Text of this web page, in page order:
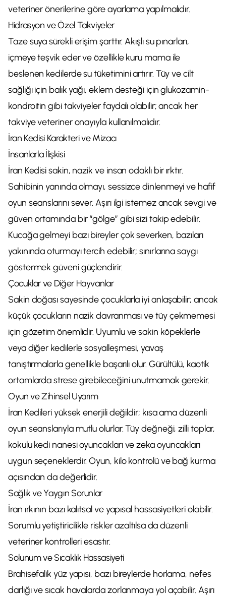
veteriner önerilerine göre ayarlama yapılmalıdır.
Hidrasyon ve Özel Takviyeler
Taze suya sürekli erişim şarttır. Akışlı su pınarları,
içmeye teşvik eder ve özellikle kuru mama ile
beslenen kedilerde su tüketimini artırır. Tüy ve cilt
sağlığı için balık yağı, eklem desteği için glukozamin-
kondroitin gibi takviyeler faydalı olabilir; ancak her
takviye veteriner onayıyla kullanılmalıdır.
İran Kedisi Karakteri ve Mizacı
İnsanlarla İlişkisi
İran Kedisi sakin, nazik ve insan odaklı bir ırktır.
Sahibinin yanında olmayı, sessizce dinlenmeyi ve hafif
oyun seanslarını sever. Aşırı ilgi istemez ancak sevgi ve
güven ortamında bir “gölge” gibi sizi takip edebilir.
Kucağa gelmeyi bazı bireyler çok severken, bazıları
yakınında oturmayı tercih edebilir; sınırlarına saygı
göstermek güveni güçlendirir.
Çocuklar ve Diğer Hayvanlar
Sakin doğası sayesinde çocuklarla iyi anlaşabilir; ancak
küçük çocukların nazik davranması ve tüy çekmemesi
için gözetim önemlidir. Uyumlu ve sakin köpeklerle
veya diğer kedilerle sosyalleşmesi, yavaş
tanıştırmalarla genellikle başarılı olur. Gürültülü, kaotik
ortamlarda strese girebileceğini unutmamak gerekir.
Oyun ve Zihinsel Uyarım
İran Kedileri yüksek enerjili değildir; kısa ama düzenli
oyun seanslarıyla mutlu olurlar. Tüy değneği, zilli toplar,
kokulu kedi nanesi oyuncakları ve zeka oyuncakları
uygun seçeneklerdir. Oyun, kilo kontrolü ve bağ kurma
açısından da değerlidir.
Sağlık ve Yaygın Sorunlar
İran ırkının bazı kalıtsal ve yapısal hassasiyetleri olabilir.
Sorumlu yetiştiricilikle riskler azaltılsa da düzenli
veteriner kontrolleri esastır.
Solunum ve Sıcaklık Hassasiyeti
Brahisefalik yüz yapısı, bazı bireylerde horlama, nefes
darlığı ve sıcak havalarda zorlanmaya yol açabilir. Aşırı